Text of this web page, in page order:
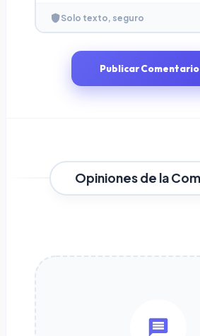
Solo texto, seguro
Publicar Comentario
Opiniones de la